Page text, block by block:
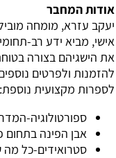
אודות המחבר
יעקב עזרא, מומחה
אישי, מביא ידע רב-
את הישגיהם בצורה
להזמנות ולפרטים
לספרות מקצועית נוספת:
ספורטולוגיה-
אבן הפינה בתחום
סטרואידים-כל